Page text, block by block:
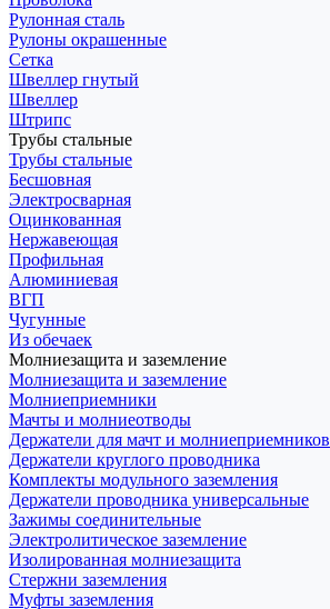
Рулонная сталь
Рулоны окрашенные
Сетка
Швеллер гнутый
Швеллер
Штрипс
Трубы стальные
Трубы стальные
Бесшовная
Электросварная
Оцинкованная
Нержавеющая
Профильная
Алюминиевая
ВГП
Чугунные
Из обечаек
Молниезащита и заземление
Молниезащита и заземление
Молниеприемники
Мачты и молниеотводы
Держатели для мачт и молниеприемников
Держатели круглого проводника
Комплекты модульного заземления
Держатели проводника универсальные
Зажимы соединительные
Электролитическое заземление
Изолированная молниезащита
Стержни заземления
Муфты заземления